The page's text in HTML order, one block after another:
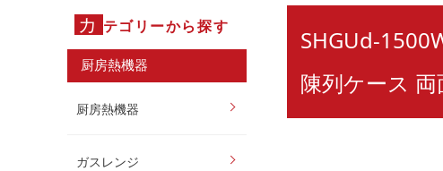
カ テゴリーから探す
厨房熱機器
厨房熱機器
ガスレンジ
SHGUd-
陳列ケース